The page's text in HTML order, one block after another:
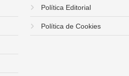
Política Editorial
Política de Cookies